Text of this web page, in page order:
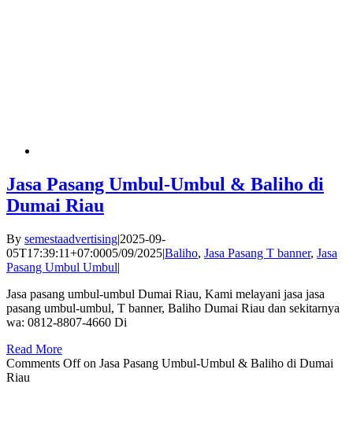
Jasa Pasang Umbul-Umbul & Baliho di
Dumai Riau
By semestaadvertising|2025-09-
05T17:39:11+07:0005/09/2025|Baliho, Jasa Pasang T banner, Jasa
Pasang Umbul Umbul|
Jasa pasang umbul-umbul Dumai Riau, Kami melayani jasa jasa
pasang umbul-umbul, T banner, Baliho Dumai Riau dan sekitarnya
wa: 0812-8807-4660 Di
Read More
Comments Offon Jasa Pasang Umbul-Umbul & Baliho di Dumai
Riau